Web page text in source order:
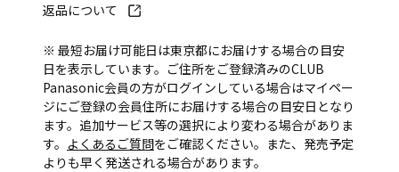
返品について
※ 最短お届け可能日は東京都にお届けする場合の目安
日を表示しています。ご住所をご登録済みのCLUB
Panasonic会員の方がログインしている場合はマイペー
ジにご登録の会員住所にお届けする場合の目安日となり
ます。追加サービス等の選択により変わる場合がありま
す。 よくあるご質問をご確認ください。また、発売予定
よりも早く発送される場合があります。